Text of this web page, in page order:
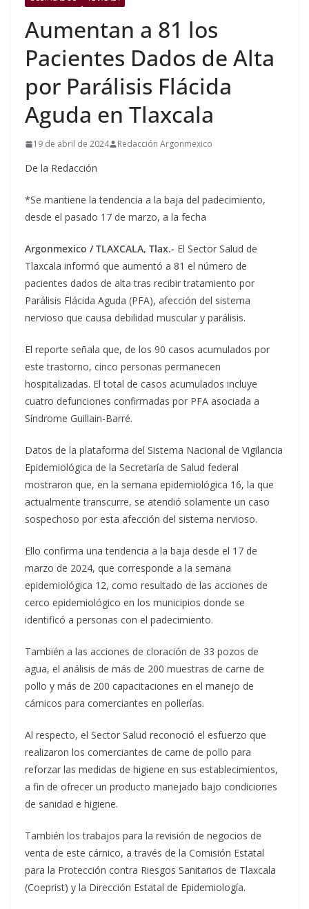
Aumentan a 81 los
Pacientes Dados de Alta
por Parálisis Flácida
Aguda en Tlaxcala
19 de abril de 2024 Redacción Argonmexico
De la Redacción
*Se mantiene la tendencia a la baja del padecimiento,
desde el pasado 17 de marzo, a la fecha
Argonmexico / TLAXCALA, Tlax.- El Sector Salud de
Tlaxcala informó que aumentó a 81 el número de
pacientes dados de alta tras recibir tratamiento por
Parálisis Flácida Aguda (PFA), afección del sistema
nervioso que causa debilidad muscular y parálisis.
El reporte señala que, de los 90 casos acumulados por
este trastorno, cinco personas permanecen
hospitalizadas. El total de casos acumulados incluye
cuatro defunciones confirmadas por PFA asociada a
Síndrome Guillain-Barré.
Datos de la plataforma del Sistema Nacional de Vigilancia
Epidemiológica de la Secretaría de Salud federal
mostraron que, en la semana epidemiológica 16, la que
actualmente transcurre, se atendió solamente un caso
sospechoso por esta afección del sistema nervioso.
Ello confirma una tendencia a la baja desde el 17 de
marzo de 2024, que corresponde a la semana
epidemiológica 12, como resultado de las acciones de
cerco epidemiológico en los municipios donde se
identificó a personas con el padecimiento.
También a las acciones de cloración de 33 pozos de
agua, el análisis de más de 200 muestras de carne de
pollo y más de 200 capacitaciones en el manejo de
cárnicos para comerciantes en pollerías.
Al respecto, el Sector Salud reconoció el esfuerzo que
realizaron los comerciantes de carne de pollo para
reforzar las medidas de higiene en sus establecimientos,
a fin de ofrecer un producto manejado bajo condiciones
de sanidad e higiene.
También los trabajos para la revisión de negocios de
venta de este cárnico, a través de la Comisión Estatal
para la Protección contra Riesgos Sanitarios de Tlaxcala
(Coeprist) y la Dirección Estatal de Epidemiología.